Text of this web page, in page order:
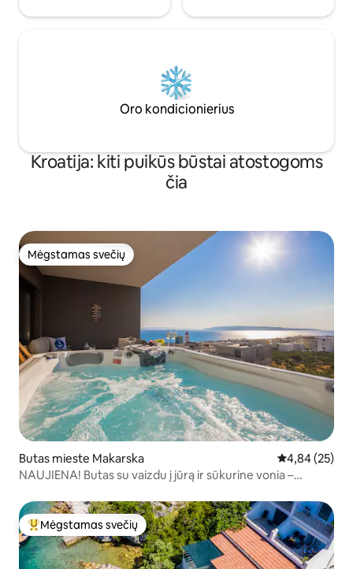
Oro kondicionierius
Kroatija: kiti puikūs būstai atostogoms
čia
Mėgstamas svečių
Mėgstamas svečių
Butas mieste Makarska Vidutinis
4,84 (25)
NAUJIENA! Butas su vaizdu į jūrą ir sūkurine vonia –
Svečių mėgstamiausias
Mėgstamas svečių